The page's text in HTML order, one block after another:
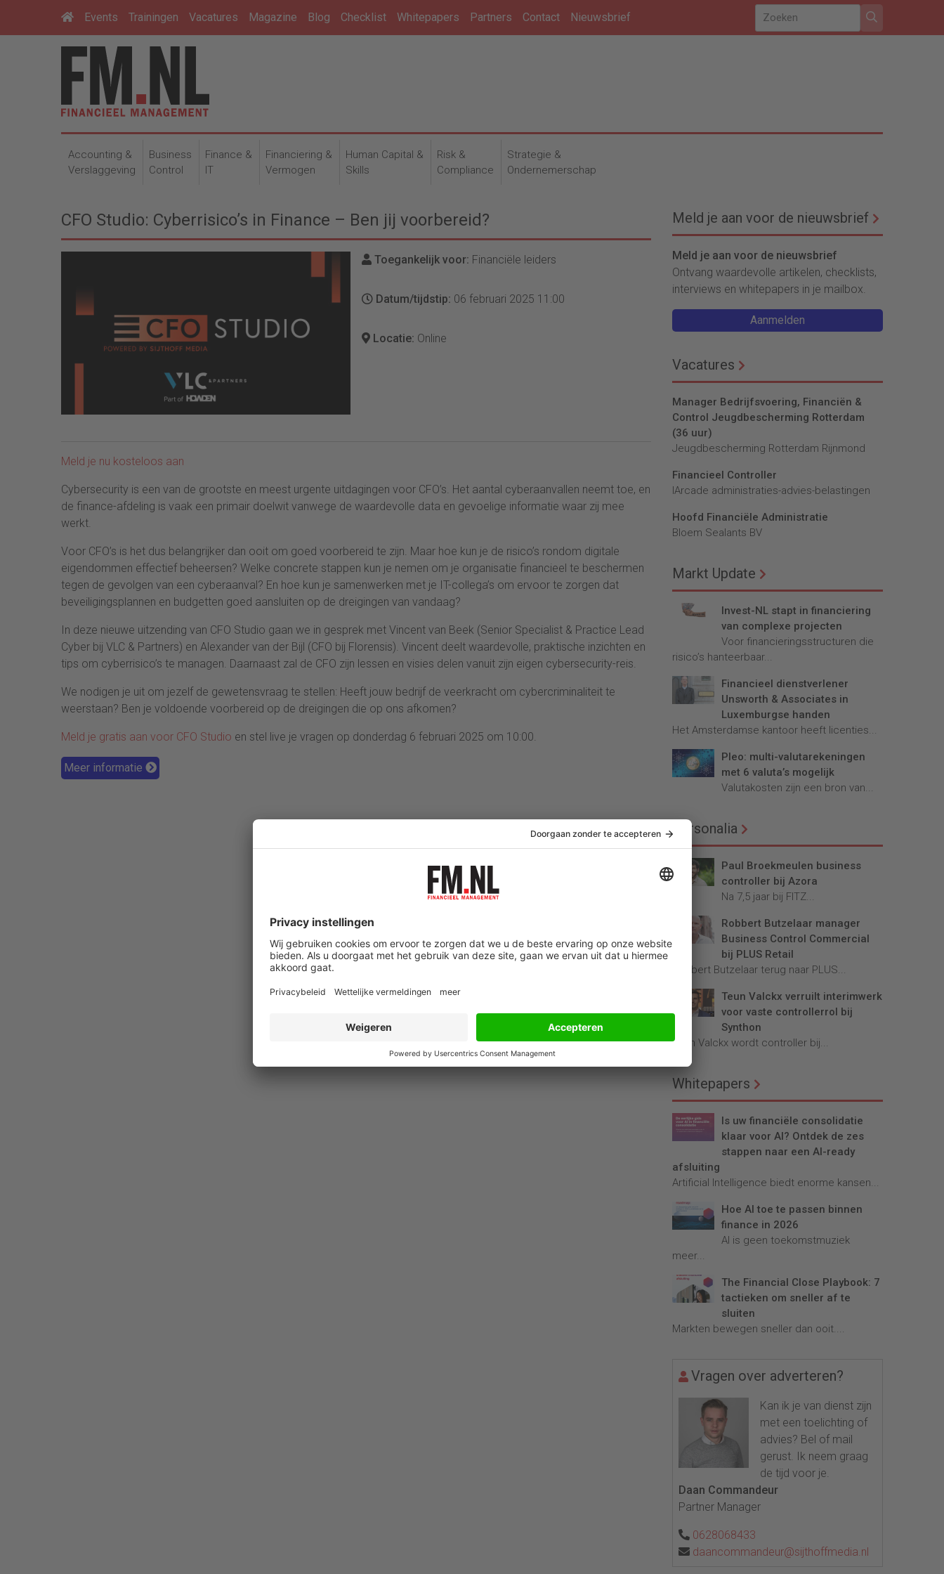
Events Trainingen Vacatures Magazine Blog Checklist Whitepapers Partners Contact Nieuwsbrief
Accounting &
Verslaggeving
Business
Control
Finance &
IT
Financiering &
Vermogen
Human Capital &
Skills
Risk &
Compliance
Strategie &
Ondernemerschap
CFO Studio: Cyberrisico’s in Finance – Ben jij voorbereid?
Toegankelijk voor: Financiële leiders
Datum/tijdstip: 06 februari 2025 11:00
Locatie: Online
Meld je nu kosteloos aan
Cybersecurity is een van de grootste en meest urgente uitdagingen voor CFO’s. Het aantal cyberaanvallen neemt toe, en
de finance-afdeling is vaak een primair doelwit vanwege de waardevolle data en gevoelige informatie waar zij mee
werkt.
Voor CFO’s is het dus belangrijker dan ooit om goed voorbereid te zijn. Maar hoe kun je de risico’s rondom digitale
eigendommen effectief beheersen? Welke concrete stappen kun je nemen om je organisatie financieel te beschermen
tegen de gevolgen van een cyberaanval? En hoe kun je samenwerken met je IT-collega’s om ervoor te zorgen dat
beveiligingsplannen en budgetten goed aansluiten op de dreigingen van vandaag?
In deze nieuwe uitzending van CFO Studio gaan we in gesprek met Vincent van Beek (Senior Specialist & Practice Lead
Cyber bij VLC & Partners) en Alexander van der Bijl (CFO bij Florensis). Vincent deelt waardevolle, praktische inzichten en
tips om cyberrisico’s te managen. Daarnaast zal de CFO zijn lessen en visies delen vanuit zijn eigen cybersecurity-reis.
We nodigen je uit om jezelf de gewetensvraag te stellen: Heeft jouw bedrijf de veerkracht om cybercriminaliteit te
weerstaan? Ben je voldoende voorbereid op de dreigingen die op ons afkomen?
Meld je gratis aan voor CFO Studio en stel live je vragen op donderdag 6 februari 2025 om 10:00.
Meer informatie
Meld je aan voor de nieuwsbrief
Meld je aan voor de nieuwsbrief
Ontvang waardevolle artikelen, checklists,
interviews en whitepapers in je mailbox.
Aanmelden
Vacatures
Manager Bedrijfsvoering, Financiën &
Control Jeugdbescherming Rotterdam
(36 uur)
Jeugdbescherming Rotterdam Rijnmond
Financieel Controller
lArcade administraties-advies-belastingen
Hoofd Financiële Administratie
Bloem Sealants BV
Markt Update
Invest-NL stapt in financiering
van complexe projecten
Voor financieringsstructuren die
risico’s hanteerbaar...
Financieel dienstverlener
Unsworth & Associates in
Luxemburgse handen
Het Amsterdamse kantoor heeft licenties...
Pleo: multi-valutarekeningen
met 6 valuta’s mogelijk
Valutakosten zijn een bron van...
Personalia
Paul Broekmeulen business
controller bij Azora
Na 7,5 jaar bij FITZ...
Robbert Butzelaar manager
Business Control Commercial
bij PLUS Retail
Robbert Butzelaar terug naar PLUS...
Teun Valckx verruilt interimwerk
voor vaste controllerrol bij
Synthon
Teun Valckx wordt controller bij...
Whitepapers
Is uw financiële consolidatie
klaar voor AI? Ontdek de zes
stappen naar een AI-ready
afsluiting
Artificial Intelligence biedt enorme kansen...
Hoe AI toe te passen binnen
finance in 2026
AI is geen toekomstmuziek
meer...
The Financial Close Playbook: 7
tactieken om sneller af te
sluiten
Markten bewegen sneller dan ooit....
Vragen over adverteren?
Kan ik je van dienst zijn
met een toelichting of
advies? Bel of mail
gerust. Ik neem graag
de tijd voor je.
Daan Commandeur
Partner Manager
0628068433
daancommandeur@sijthoffmedia.nl